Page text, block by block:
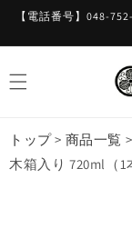
ンツに
【電話番号】048-
トップ> 商品一覧 >
木箱入り 720ml（1